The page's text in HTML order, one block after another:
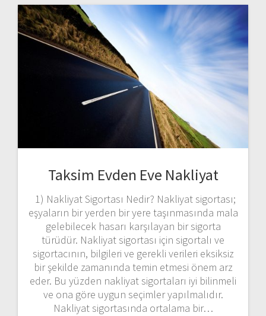
Taksim Evden Eve Nakliyat
1) Nakliyat Sigortası Nedir? Nakliyat sigortası;
eşyaların bir yerden bir yere taşınmasında mala
gelebilecek hasarı karşılayan bir sigorta
türüdür. Nakliyat sigortası için sigortalı ve
sigortacının, bilgileri ve gerekli verileri eksiksiz
bir şekilde zamanında temin etmesi önem arz
eder. Bu yüzden nakliyat sigortaları iyi bilinmeli
ve ona göre uygun seçimler yapılmalıdır.
Nakliyat sigortasında ortalama bir…